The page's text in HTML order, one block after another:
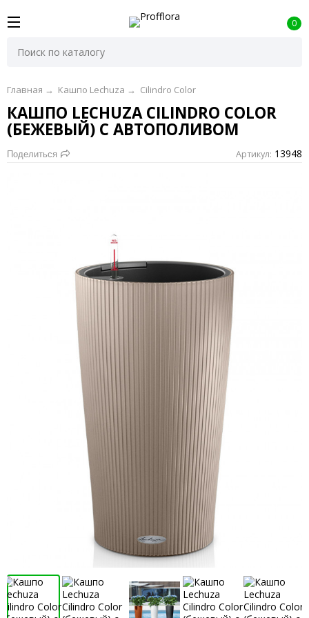
0
Главная → Кашпо Lechuza → Cilindro Color
КАШПО LECHUZA CILINDRO COLOR
(БЕЖЕВЫЙ) С АВТОПОЛИВОМ
Поделиться Артикул: 13948